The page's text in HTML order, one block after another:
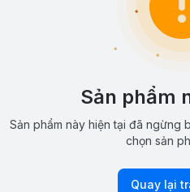
Sản phẩm
Sản phẩm này hiện tại đã ngừng
chọn sản
Quay lại